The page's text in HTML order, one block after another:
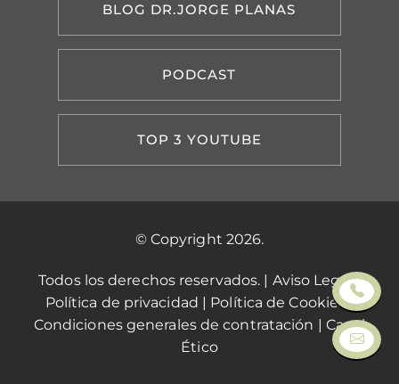
BLOG DR.JORGE PLANAS
PODCAST
TOP 3 YOUTUBE
© Copyright 2026.
Todos los derechos reservados. | Aviso Legal|
Política de privacidad | Política de Cookies|
Condiciones generales de contratación | Canal
Ético